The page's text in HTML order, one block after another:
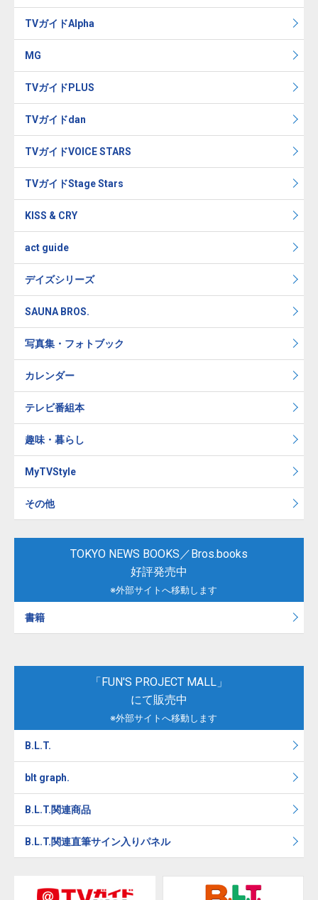
TVガイドAlpha
MG
TVガイドPLUS
TVガイドdan
TVガイドVOICE STARS
TVガイドStage Stars
KISS & CRY
act guide
デイズシリーズ
SAUNA BROS.
写真集・フォトブック
カレンダー
テレビ番組本
趣味・暮らし
MyTVStyle
その他
TOKYO NEWS BOOKS／Bros.books
好評発売中
※外部サイトへ移動します
書籍
「FUN'S PROJECT MALL」
にて販売中
※外部サイトへ移動します
B.L.T.
blt graph.
B.L.T.関連商品
B.L.T.関連直筆サイン入りパネル